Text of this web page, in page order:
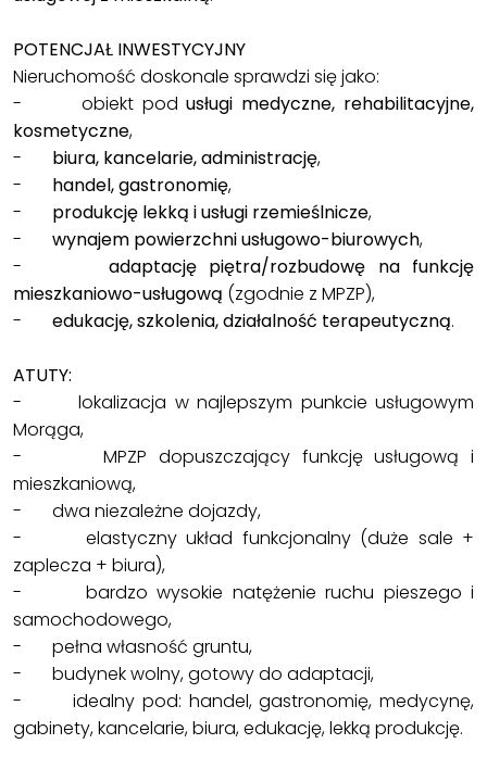
POTENCJAŁ INWESTYCYJNY
Nieruchomość doskonale sprawdzi się jako:
- obiekt podusługi medyczne, rehabilitacyjne,
kosmetyczne,
- biura, kancelarie, administrację,
- handel, gastronomię,
- produkcję lekką i usługi rzemieślnicze,
- wynajem powierzchni usługowo-biurowych,
- adaptację piętra/rozbudowę na funkcję
mieszkaniowo-usługową (zgodnie z MPZP),
- edukację, szkolenia, działalność terapeutyczną.
ATUTY:
- lokalizacja w najlepszym punkcie usługowym
Morąga,
- MPZP dopuszczający funkcję usługową i
mieszkaniową,
- dwa niezależne dojazdy,
- elastyczny układ funkcjonalny (duże sale +
zaplecza + biura),
- bardzo wysokie natężenie ruchu pieszego i
samochodowego,
- pełna własność gruntu,
- budynek wolny, gotowy do adaptacji,
- idealny pod: handel, gastronomię, medycynę,
gabinety, kancelarie, biura, edukację, lekką produkcję.